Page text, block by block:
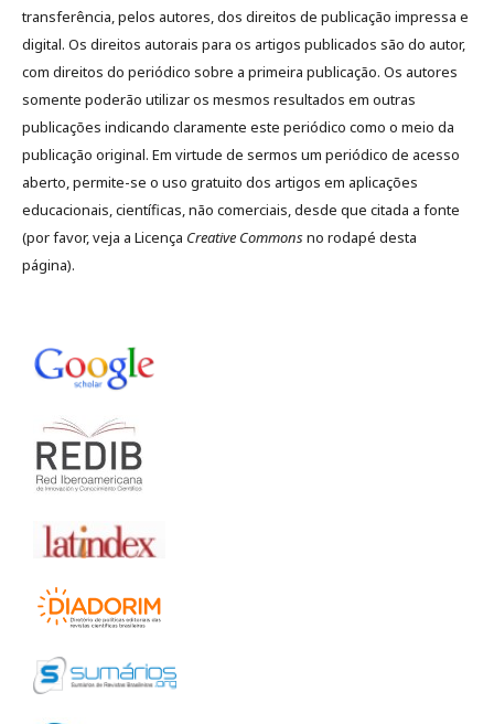
transferência, pelos autores, dos direitos de publicação impressa e
digital. Os direitos autorais para os artigos publicados são do autor,
com direitos do periódico sobre a primeira publicação. Os autores
somente poderão utilizar os mesmos resultados em outras
publicações indicando claramente este periódico como o meio da
publicação original. Em virtude de sermos um periódico de acesso
aberto, permite-se o uso gratuito dos artigos em aplicações
educacionais, científicas, não comerciais, desde que citada a fonte
(por favor, veja a Licença Creative Commonsno rodapé desta
página).